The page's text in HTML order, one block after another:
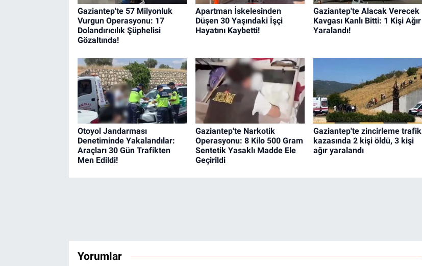
Gaziantep'te 57 Milyonluk
Vurgun Operasyonu: 17
Dolandırıcılık Şüphelisi
Gözaltında!
Apartman İskelesinden
Düşen 30 Yaşındaki İşçi
Hayatını Kaybetti!
Gaziantep'te Alacak Verecek
Kavgası Kanlı Bitti: 1 Kişi Ağır
Yaralandı!
Otoyol Jandarması
Denetiminde Yakalandılar:
Araçları 30 Gün Trafikten
Men Edildi!
Gaziantep'te Narkotik
Operasyonu: 8 Kilo 500 Gram
Sentetik Yasaklı Madde Ele
Geçirildi
Gaziantep'te zincirleme trafik
kazasında 2 kişi öldü, 3 kişi
ağır yaralandı
Yorumlar